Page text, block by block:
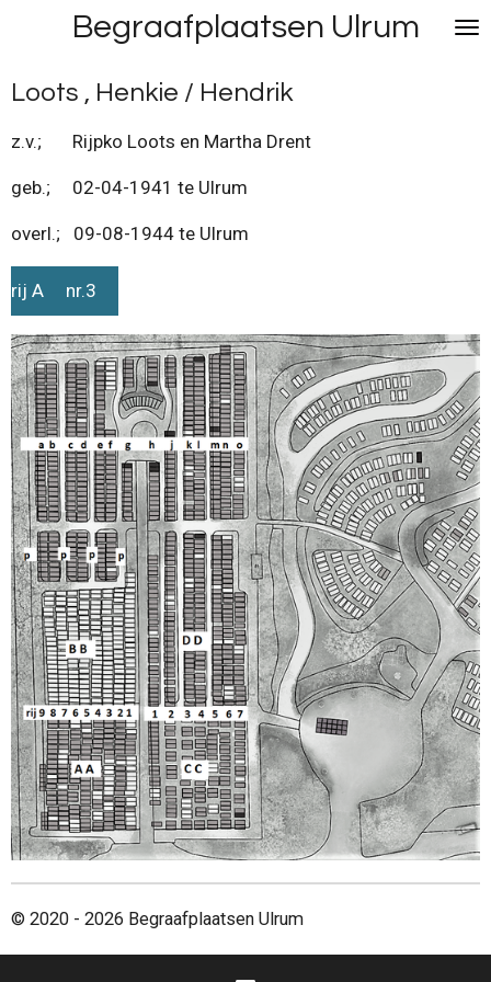
naar
de
hoofdinhoud
Begraafplaatsen Ulrum
Loots , Henkie / Hendrik
z.v.; Rijpko Loots en Martha Drent
geb.; 02-04-1941 te Ulrum
overl.; 09-08-1944 te Ulrum
rij A nr.3
© 2020 - 2026 Begraafplaatsen Ulrum